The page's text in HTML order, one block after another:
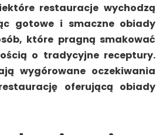
restauracje wychodzą
gotowe i smaczne obiady
które pragną smakować
o tradycyjne receptury.
wygórowane oczekiwania
oferującą obiady